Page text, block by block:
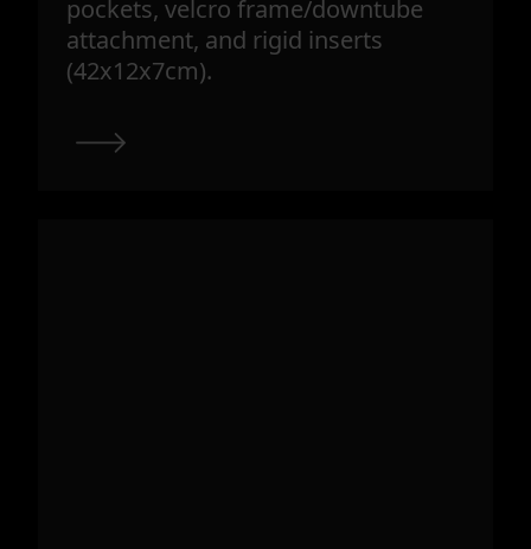
pockets, velcro frame/downtube
attachment, and rigid inserts
(42x12x7cm).